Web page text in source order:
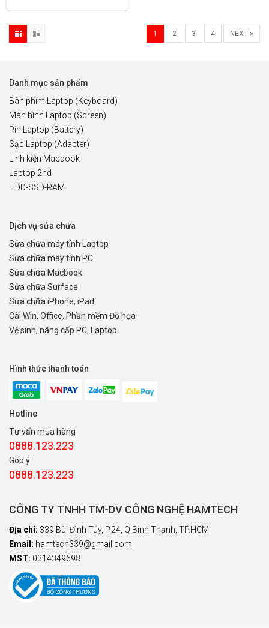
1 2 3 4 NEXT »
Danh mục sản phẩm
Bàn phím Laptop (Keyboard)
Màn hình Laptop (Screen)
Pin Laptop (Battery)
Sạc Laptop (Adapter)
Linh kiện Macbook
Laptop 2nd
HDD-SSD-RAM
Dịch vụ sửa chữa
Sửa chữa máy tính Laptop
Sửa chữa máy tính PC
Sửa chữa Macbook
Sửa chữa Surface
Sửa chữa iPhone, iPad
Cài Win, Office, Phần mềm Đồ họa
Vệ sinh, nâng cấp PC, Laptop
Hình thức thanh toán
Hotline
Tư vấn mua hàng
0888.123.223
Góp ý
0888.123.223
CÔNG TY TNHH TM-DV CÔNG NGHỆ HAMTECH
Địa chỉ: 339 Bùi Đình Túy, P.24, Q.Bình Thạnh, TP.HCM
Email: hamtech339@gmail.com
MST: 0314349698